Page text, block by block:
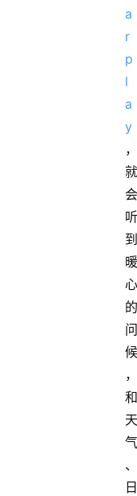
a
r
p
l
a
y
，
就
会
听
到
暖
心
的
问
候
，
和
天
气
、
日